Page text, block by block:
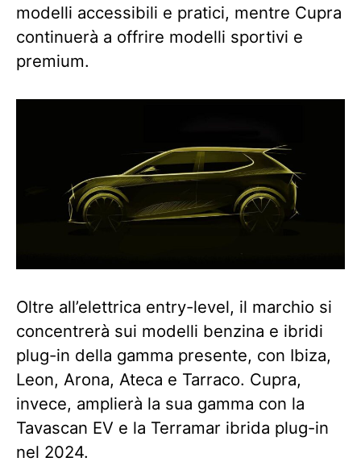
modelli accessibili e pratici, mentre Cupra
continuerà a offrire modelli sportivi e
premium.
Oltre all’elettrica entry-level, il marchio si
concentrerà sui modelli benzina e ibridi
plug-in della gamma presente, con Ibiza,
Leon, Arona, Ateca e Tarraco. Cupra,
invece, amplierà la sua gamma con la
Tavascan EV e la Terramar ibrida plug-in
nel 2024.